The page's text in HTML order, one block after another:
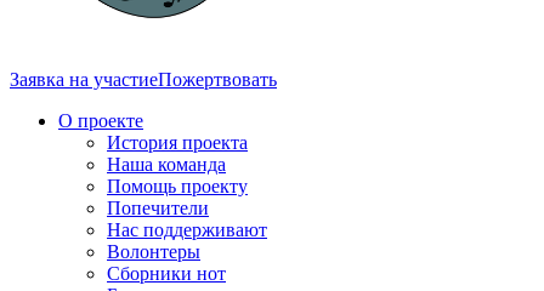
Заявка на участиеПожертвовать
О проекте
История проекта
Наша команда
Помощь проекту
Попечители
Нас поддерживают
Волонтеры
Сборники нот